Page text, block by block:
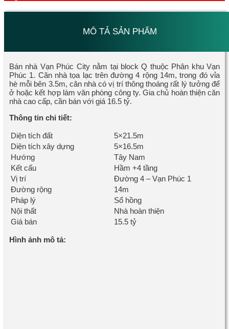
MÔ TẢ SẢN PHẨM
Bán nhà Vạn Phúc City nằm tại block Q thuộc Phân khu Vạn
Phúc 1. Căn nhà tọa lạc trên đường 4 rộng 14m, trong đó vỉa
hè mỗi bên 3.5m, căn nhà có vị trí thông thoáng rất lý tưởng để
ở hoặc kết hợp làm văn phòng công ty. Gia chủ hoàn thiện căn
nhà cao cấp, cần bán với giá 16.5 tỷ.
Thông tin chi tiết:
Diện tích đất
5×21.5m
Diện tích xây dựng
5×16.5m
Hướng
Tây Nam
Kết cấu
Hầm +4 tầng
Vị trí
Đường 4 – Vạn Phúc 1
Đường rộng
14m
Pháp lý
Sổ hồng
Nội thất
Nhà hoàn thiện
Giá bán
15.5 tỷ
Hình ảnh mô tả: